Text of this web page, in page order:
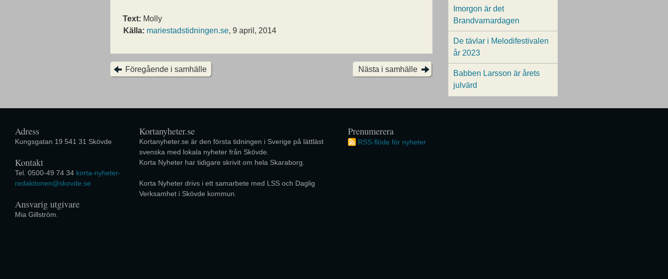
Text: Molly
Källa: mariestadstidningen.se, 9 april, 2014
Föregående i samhälle Nästa i samhälle
Imorgon är det
Brandvarnardagen
De tävlar i Melodifestivalen
år 2023
Babben Larsson är årets
julvärd
Adress
Kungsgatan 19 541 31 Skövde
Kontakt
Tel. 0500-49 74 34 korta-nyheter-
redaktionen@skovde.se
Ansvarig utgivare
Mia Gillström.
Kortanyheter.se
Kortanyheter.se är den första tidningen i Sverige på lättläst
svenska med lokala nyheter från Skövde.
Korta Nyheter har tidigare skrivit om hela Skaraborg.
Korta Nyheter drivs i ett samarbete med LSS och Daglig
Verksamhet i Skövde kommun.
Prenumerera
RSS-flöde för nyheter